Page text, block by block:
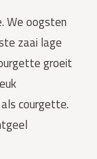
We oogsten
zaai lage
groeit
courgette.